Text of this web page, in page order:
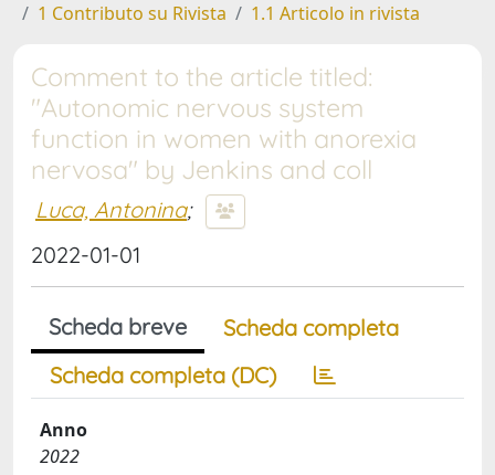
1 Contributo su Rivista
1.1 Articolo in rivista
Comment to the article titled:
"Autonomic nervous system
function in women with anorexia
nervosa" by Jenkins and coll
Luca, Antonina;
2022-01-01
Scheda breve
Scheda completa
Scheda completa (DC)
Anno
2022